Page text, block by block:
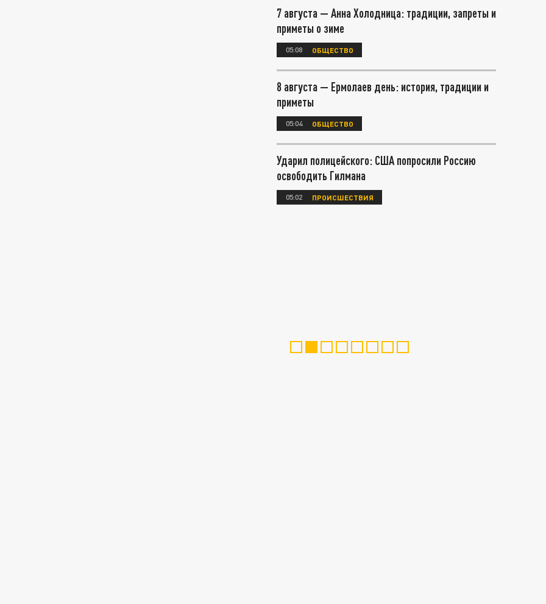
7 августа — Анна Холодница: традиции, запреты и
приметы о зиме
05:08 ОБЩЕСТВО
8 августа — Ермолаев день: история, традиции и
приметы
05:04 ОБЩЕСТВО
Ударил полицейского: США попросили Россию
освободить Гилмана
05:02 ПРОИСШЕСТВИЯ